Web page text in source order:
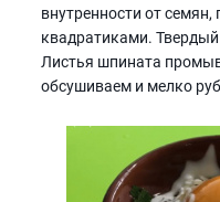
внутренности от
квадратиками.
Листья шпината
обсушиваем и мелко